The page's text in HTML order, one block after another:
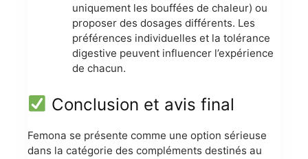
uniquement les bouffées de chaleur) ou
proposer des dosages différents. Les
préférences individuelles et la tolérance
digestive peuvent influencer l’expérience
de chacun.
Conclusion et avis final
Femona se présente comme une option sérieuse
dans la catégorie des compléments destinés au